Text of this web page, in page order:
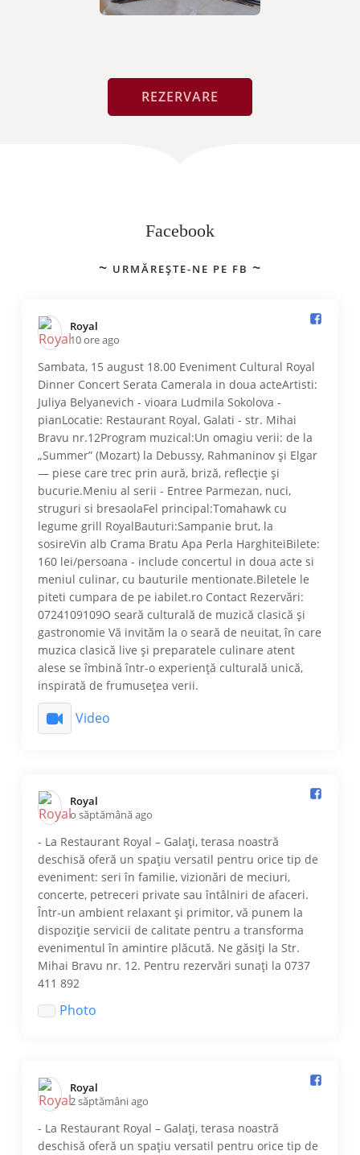
REZERVARE
Facebook
URMĂREȘTE-NE PE FB
Royal️
10 ore ago
Sambata, 15 august 18.00 Eveniment Cultural Royal
Dinner Concert Serata Camerala in doua acteArtisti:
Juliya Belyanevich - vioara Ludmila Sokolova -
pianLocatie: Restaurant Royal, Galati - str. Mihai
Bravu nr.12Program muzical:Un omagiu verii: de la
„Summer” (Mozart) la Debussy, Rahmaninov și Elgar
— piese care trec prin aură, briză, reflecție și
bucurie.Meniu al serii - Entree Parmezan, nuci,
struguri si bresaolaFel principal:Tomahawk cu
legume grill RoyalBauturi:Sampanie brut, la
sosireVin alb Crama Bratu Apa Perla HarghiteiBilete:
160 lei/persoana - include concertul in doua acte si
meniul culinar, cu bauturile mentionate.Biletele le
piteti cumpara de pe iabilet.ro Contact Rezervări:
0724109109O seară culturală de muzică clasică și
gastronomie Vă invităm la o seară de neuitat, în care
muzica clasică live și preparatele culinare atent
alese se îmbină într-o experiență culturală unică,
inspirată de frumusețea verii.
Video
Royal️
o săptămână ago
- La Restaurant Royal – Galați, terasa noastră
deschisă oferă un spațiu versatil pentru orice tip de
eveniment: seri în familie, vizionări de meciuri,
concerte, petreceri private sau întâlniri de afaceri.
Într-un ambient relaxant și primitor, vă punem la
dispoziție servicii de calitate pentru a transforma
evenimentul în amintire plăcută. Ne găsiți la Str.
Mihai Bravu nr. 12. Pentru rezervări sunați la 0737
411 892
Photo
Royal️
2 săptămâni ago
- La Restaurant Royal – Galați, terasa noastră
deschisă oferă un spațiu versatil pentru orice tip de